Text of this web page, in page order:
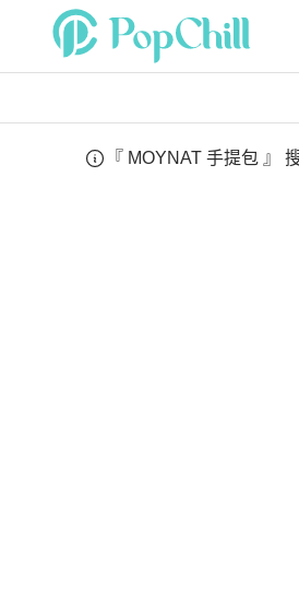
『 MOYNAT 手提包 』